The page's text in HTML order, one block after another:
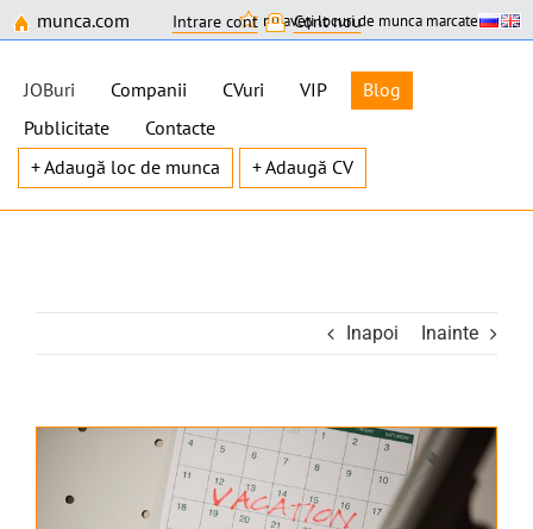
munca.com Intrare cont Cont nou
nu aveți locuri de munca marcate
JOBuri Companii CVuri VIP
Blog
Publicitate
Contacte
+ Adaugă loc de munca
+ Adaugă CV
content
Inapoi Inainte
Image